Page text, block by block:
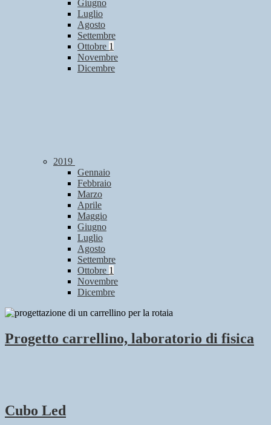
Giugno
Luglio
Agosto
Settembre
Ottobre 1
Novembre
Dicembre
2019
Gennaio
Febbraio
Marzo
Aprile
Maggio
Giugno
Luglio
Agosto
Settembre
Ottobre 1
Novembre
Dicembre
Progetto carrellino, laboratorio di fisica
Cubo Led